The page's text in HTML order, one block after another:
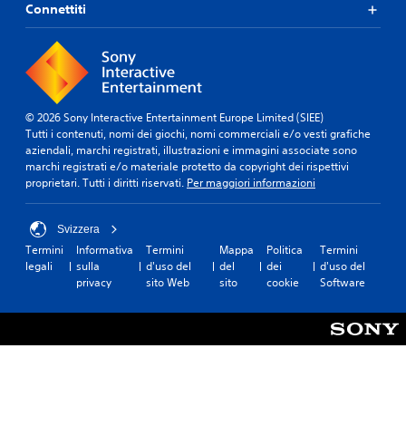
Connettiti
© 2026 Sony Interactive Entertainment Europe Limited (SIEE)
Tutti i contenuti, nomi dei giochi, nomi commerciali e/o vesti grafiche
aziendali, marchi registrati, illustrazioni e immagini associate sono
marchi registrati e/o materiale protetto da copyright dei rispettivi
proprietari. Tutti i diritti riservati. Per maggiori informazioni
Svizzera
Termini
legali
Informativa
sulla
privacy
Termini
d'uso del
sito Web
Mappa
del
sito
Politica
dei
cookie
Termini
d'uso del
Software